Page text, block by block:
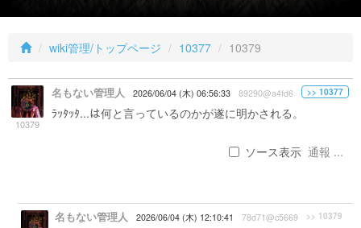
wiki管理/トップページ 10377 10379
10379
名もない管理人 2026/06/04 (木) 06:56:33 89290@a4fd6 >> 10377
ﾗｯﾀｯﾀ...は何と言っているのかが遂に明かされる。
ソース表示 通報 ...
名もない管理人 2026/06/04 (木) 12:10:41 78d71@c5669 >> 10379